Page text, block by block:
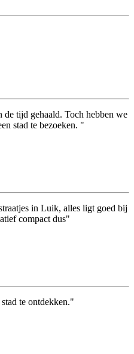
de tijd gehaald. Toch hebben we
stad te bezoeken. "
in Luik, alles ligt goed bij
compact dus"
te ontdekken."